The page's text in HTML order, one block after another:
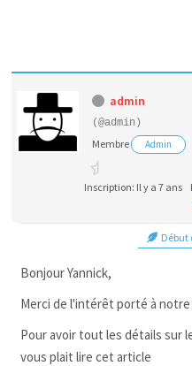
admin
(@admin)
Membre Admin
Inscription: Il y a 7 ans
Début
Bonjour Yannick,
Merci de l'intérêt porté à
Pour avoir tout les détails sur
vous plait lire cet article